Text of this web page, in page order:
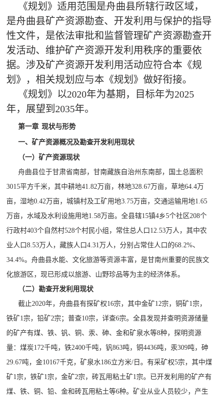
《规划》适用范围是舟曲县所辖行政区域，
是舟曲县矿产资源勘查、开发利用与保护的指导
性文件，是依法审批和监督管理矿产资源勘查开
发活动、维护矿产资源开发利用秩序的重要依
据。涉及矿产资源开发利用活动应符合本《规
划》，相关规划应与本《规划》做好衔接。
《规划》以2020年为基期，目标年为2025
年，展望到2035年。
第一章 现状与形势
一、矿产资源概况及勘查开发利用现状
（一）矿产资源现状
舟曲县位于甘肃省南部，甘南藏族自治州东南部，国土总面积
3015平方千米，其中耕地41.82万亩，林地328.67万亩，草地64.4万
亩，湿地0.42万亩，城镇村及工矿用地3.75万亩，交通运输用地1.65
万亩，水域及水利设施用地1.58万亩。全县辖15镇4乡5个社区208个
行政村403个自然村528个村民小组，常住总人口12.53万人，其中农
业人口8.53万人，藏族人口4.31万人，分别占常住人口的68.2%、
34.4%。舟曲县水能、文化旅游等资源丰富，是甘南州重要的民族文
化旅游区，现已形成以旅游、山野珍品等为主的经济体系。
（二）勘查开发利用 现状
截止2020年，舟曲县有探矿权16宗，其中金矿12宗 ，铜矿1宗 ，
铁矿1宗 ，铅矿2宗 ；普查10宗 ，详查6宗。全县发现并查明资源储量
的矿产有煤、铁、钒、铜、汞、砷、金和矿泉水等8种，探明资源
量：煤炭172千吨，铁2400千吨，钒863吨，铜4436吨，汞309吨，砷
29.67吨，金10167千克 ，矿泉水186立方米/日。有采矿权5宗 ，其中煤
矿1宗 ，铁矿1宗 ，金矿2宗 ，砖瓦用粘土矿1宗。
已开发利用的矿产有
煤、铁、铜、铅、金和砖瓦用粘土等6种。矿业从业人员较少，产生